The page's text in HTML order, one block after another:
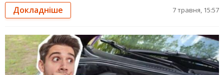
Докладніше 7 травня, 15:57